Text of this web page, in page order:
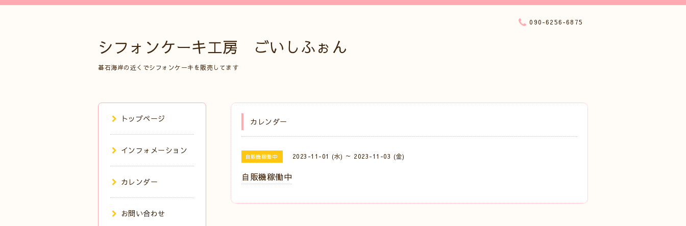
シフォンケーキ工房 ごいしふぉん
碁石海岸の近くでシフォンケーキを販売してます
090-6256-6875
カレンダー
自販機稼働中 2023-11-01 (水) ～ 2023-11-03 (金)
自販機稼働中
トップページ
インフォメーション
カレンダー
お問い合わせ